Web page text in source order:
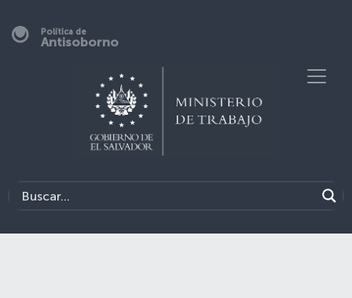
Política de
Antisoborno